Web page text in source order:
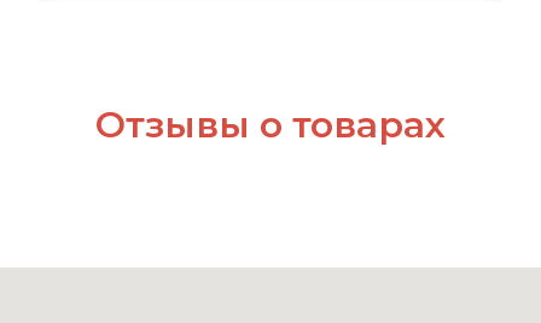
Отзывы о товарах